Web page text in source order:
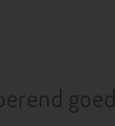
goed